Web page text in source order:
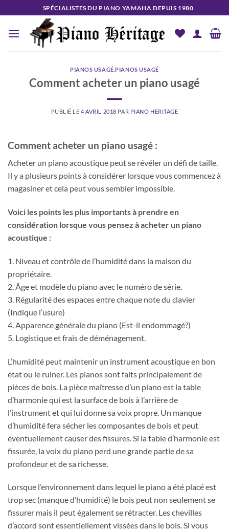
au
contenu
SPÉCIALISTES DU PIANO YAMAHA DEPUIS 1980
PIANOS USAGÉ ,PIANOS USAGÉ
Comment acheter un piano usagé
PUBLIÉ LE4 AVRIL 2018 PAR PIANO HERITAGE
Comment acheter un piano usagé :
Acheter un piano acoustique peut se révéler un défi de taille.
Il y a plusieurs points à considérer lorsque vous commencez à
magasiner et cela peut vous sembler impossible.
Voici les points les plus importants à prendre en
considération lorsque vous pensez à acheter un piano
acoustique :
1. Niveau et contrôle de l’humidité dans la maison du
propriétaire.
2. Âge et modèle du piano avec le numéro de série.
3. Régularité des espaces entre chaque note du clavier
(Indique l’usure)
4. Apparence générale du piano (Est-il endommagé?)
5. Logistique et frais de déménagement.
L’humidité peut maintenir un instrument acoustique en bon
état ou le ruiner. Les pianos sont faits principalement de
pièces de bois. La pièce maîtresse d’un piano est la table
d’harmonie qui est la surface de bois à l’arrière de
l’instrument et qui lui donne sa voix propre. Un manque
d’humidité fera sécher les composantes de bois et peut
éventuellement causer des fissures. Si la table d’harmonie est
fissurée, la voix du piano perd une grande partie de sa
profondeur et de sa richesse.
Lorsque l’environnement dans lequel le piano a été placé est
trop sec (manque d’humidité) le bois peut non seulement se
fissurer mais il peut également se rétracter. Les chevilles
d’accord sont essentiellement vissées dans le bois. Si vous